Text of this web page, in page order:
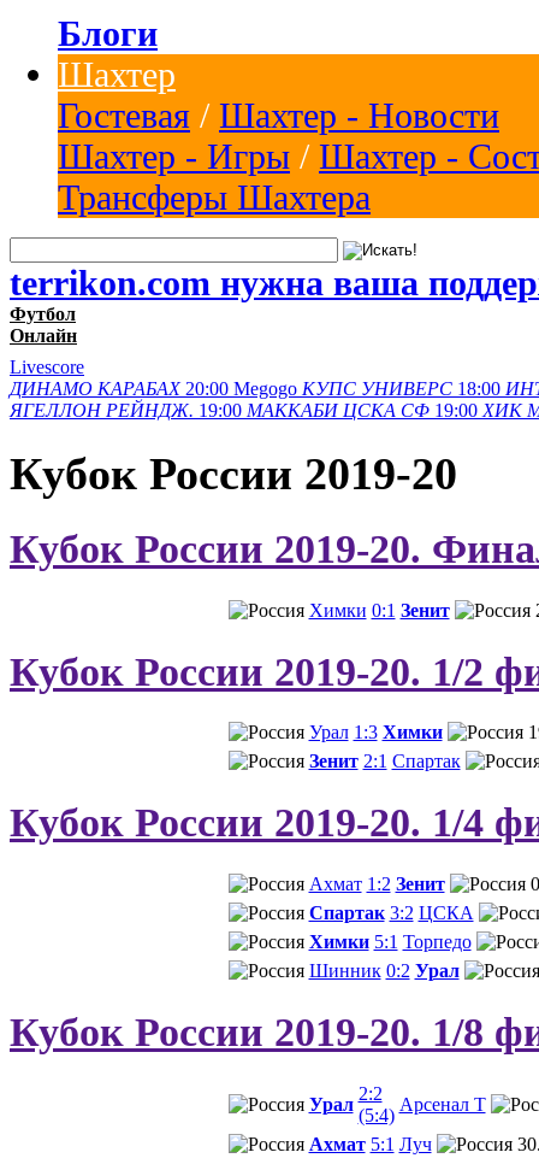
Блоги
Шахтер
Гостевая / Шахтер - Новости
Шахтер - Игры / Шахтер -
Трансферы Шахтера
terrikon.com нужна ваша
Футбол
Онлайн
Livescore
ДИНАМО КАРАБАХ 20:00 Megogo КУПС УНИВЕРС 18:00
ЯГЕЛЛОН РЕЙНДЖ. 19:00 МАККАБИ ЦСКА СФ 19:00 ХИК
Кубок России 2019-20
Кубок России 2019-20.
Химки 0:1 Зенит
Кубок России 2019-20. 1/2
Урал 1:3 Химки
Зенит 2:1 Спартак
Кубок России 2019-20. 1/4
Ахмат 1:2 Зенит
Спартак 3:2 ЦСКА
Химки 5:1 Торпедо
Шинник 0:2 Урал
Кубок России 2019-20. 1/8
Урал
2:2
(5:4)
Арсенал Т
Ахмат 5:1 Луч